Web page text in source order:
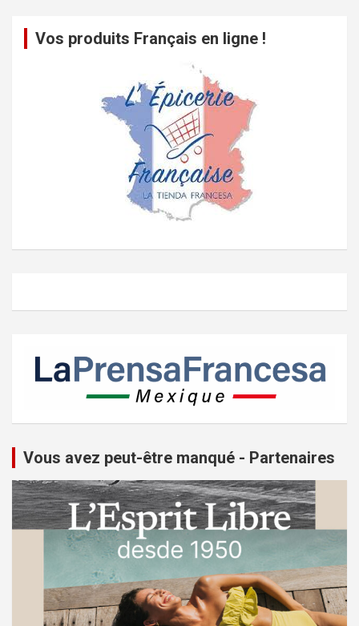
Vos produits Français en ligne !
Vous avez peut-être manqué - Partenaires